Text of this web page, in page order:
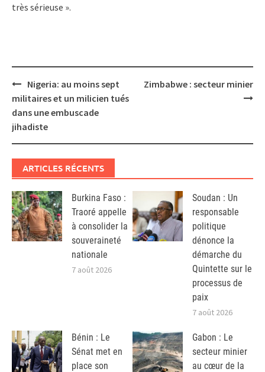
très sérieuse ».
Post
navigation
Nigeria: au moins sept
militaires et un milicien tués
dans une embuscade
jihadiste
Zimbabwe : secteur minier
ARTICLES RÉCENTS
Burkina Faso :
Traoré appelle
à consolider la
souveraineté
nationale
7 août 2026
Soudan : Un
responsable
politique
dénonce la
démarche du
Quintette sur le
processus de
paix
7 août 2026
Bénin : Le
Sénat met en
place son
Gabon : Le
secteur minier
au cœur de la